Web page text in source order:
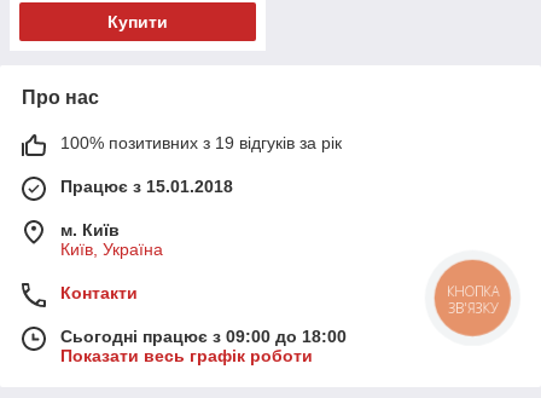
Купити
Про нас
100% позитивних з 19 відгуків за рік
Працює з 15.01.2018
м. Київ
Київ, Україна
Контакти
Сьогодні працює з 09:00 до 18:00
Показати весь графік роботи
КНОПКА
ЗВ'ЯЗКУ